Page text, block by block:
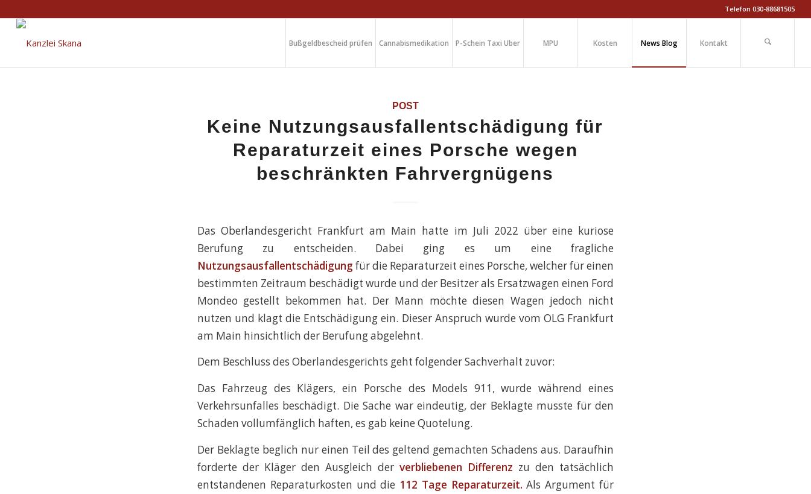
Telefon 030-88681505
Bußgeldbescheid prüfen Cannabismedikation P-Schein Taxi Uber MPU Kosten News Blog Kontakt
POST
Keine Nutzungsausfallentschädigung für
Reparaturzeit eines Porsche wegen
beschränkten Fahrvergnügens
Das Oberlandesgericht Frankfurt am Main hatte im Juli 2022 über eine kuriose
Berufung zu entscheiden. Dabei ging es um eine fragliche
Nutzungsausfallentschädigung für die Reparaturzeit eines Porsche, welcher für einen
bestimmten Zeitraum beschädigt wurde und der Besitzer als Ersatzwagen einen Ford
Mondeo gestellt bekommen hat. Der Mann möchte diesen Wagen jedoch nicht
nutzen und klagt die Entschädigung ein. Dieser Anspruch wurde vom OLG Frankfurt
am Main hinsichtlich der Berufung abgelehnt.
Dem Beschluss des Oberlandesgerichts geht folgender Sachverhalt zuvor:
Das Fahrzeug des Klägers, ein Porsche des Models 911, wurde während eines
Verkehrsunfalles beschädigt. Die Sache war eindeutig, der Beklagte musste für den
Schaden vollumfänglich haften, es gab keine Quotelung.
Der Beklagte beglich nur einen Teil des geltend gemachten Schadens aus. Daraufhin
forderte der Kläger den Ausgleich der verbliebenen Differenz zu den tatsächlich
entstandenen Reparaturkosten und die 112 Tage Reparaturzeit. Als Argument für